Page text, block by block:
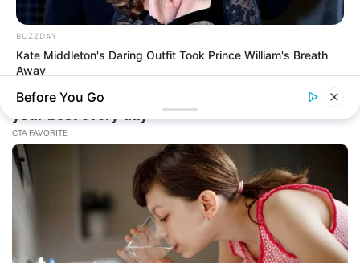
BUZZDAY
Kate Middleton's Daring Outfit Took Prince William's Breath
Away
Before You Go